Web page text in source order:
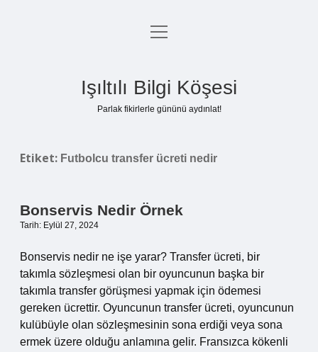
Anasayfa
Yasal Uyarı
menüyü
Işıltılı Bilgi Köşesi
Parlak fikirlerle gününü aydınlat!
Etiket: Futbolcu transfer ücreti nedir
Bonservis Nedir Örnek
Tarih: Eylül 27, 2024
Bonservis nedir ne işe yarar? Transfer ücreti, bir
takımla sözleşmesi olan bir oyuncunun başka bir
takımla transfer görüşmesi yapmak için ödemesi
gereken ücrettir. Oyuncunun transfer ücreti, oyuncunun
kulübüyle olan sözleşmesinin sona erdiği veya sona
ermek üzere olduğu anlamına gelir. Fransızca kökenli